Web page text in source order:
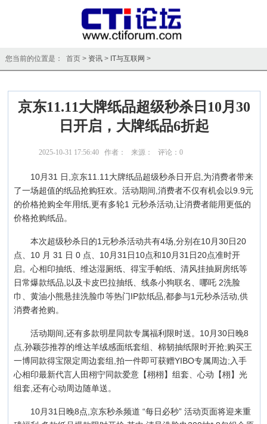
您当前的位置是： 首页 > 资讯> IT与互联网 >
京东11.11大牌纸品超级秒杀日10月30
日开启，大牌纸品6折起
2025-10-31 17:56:40 作者： 来源： 评论： 0
10月31 日,京东11.11大牌纸品超级秒杀日开启,为消费者带来
了一场超值的纸品抢购狂欢。活动期间,消费者不仅有机会以9.9元
的价格抢购全年用纸,更有多轮1 元秒杀活动,让消费者能用更低的
价格抢购纸品。
本次超级秒杀日的1元秒杀活动共有4场,分别在10月30日20
点、10 月 31 日 0 点、10月31日10点和10月31日20点准时开
启。心相印抽纸、维达湿厕纸、得宝手帕纸、清风挂抽厨房纸等
日常爆款纸品,以及卡皮巴拉抽纸、线条小狗联名、哪吒 2洗脸
巾、黄油小熊悬挂洗脸巾等热门IP款纸品,都参与1元秒杀活动,供
消费者抢购。
活动期间,还有多款明星同款专属福利限时送。10月30日晚8
点,孙颖莎推荐的维达羊绒感面纸套组、棉韧抽纸限时开抢;购买王
一博同款得宝限定周边套组,拍一件即可获赠YIBO专属周边;入手
心相印最新代言人田栩宁同款爱意【栩栩】组套、心动【栩】光
组套,还有心动周边随单送。
10月31日晚8点,京东秒杀频道 “每日必秒” 活动页面将迎来重